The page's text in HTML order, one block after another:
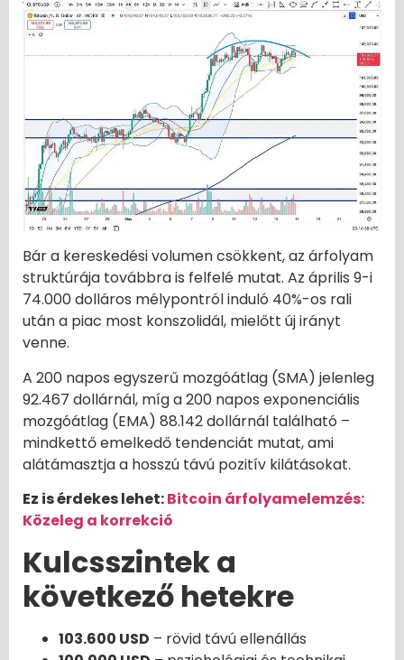
Bár a kereskedési volumen csökkent, az árfolyam
struktúrája továbbra is felfelé mutat. Az április 9-i
74.000 dolláros mélypontról induló 40%-os rali
után a piac most konszolidál, mielőtt új irányt
venne.
A 200 napos egyszerű mozgóátlag (SMA) jelenleg
92.467 dollárnál, míg a 200 napos exponenciális
mozgóátlag (EMA) 88.142 dollárnál található –
mindkettő emelkedő tendenciát mutat, ami
alátámasztja a hosszú távú pozitív kilátásokat.
Ez is érdekes lehet:Bitcoin árfolyamelemzés:
Közeleg a korrekció
Kulcsszintek a
következő hetekre
103.600 USD – rövid távú ellenállás